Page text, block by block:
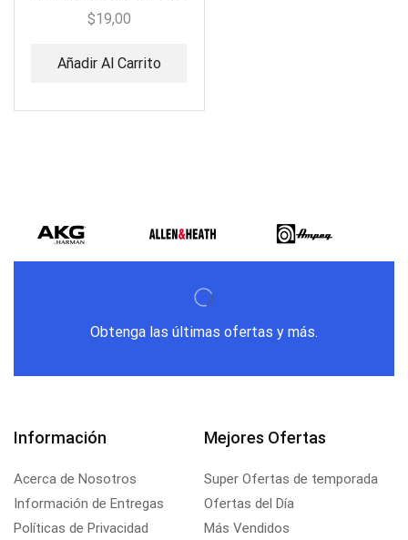
$19,00
Añadir Al Carrito
Obtenga las últimas ofertas y más.
Información
Acerca de Nosotros
Información de Entregas
Políticas de Privacidad
Mejores Ofertas
Super Ofertas de temporada
Ofertas del Día
Más Vendidos